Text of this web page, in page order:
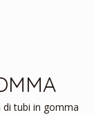
di tubi in gomma